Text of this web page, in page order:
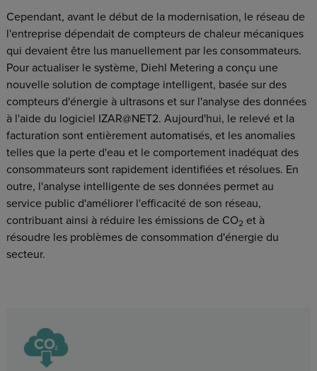
Cependant, avant le début de la modernisation, le réseau de
l'entreprise dépendait de compteurs de chaleur mécaniques
qui devaient être lus manuellement par les consommateurs.
Pour actualiser le système, Diehl Metering a conçu une
nouvelle solution de comptage intelligent, basée sur des
compteurs d'énergie à ultrasons et sur l'analyse des données
à l'aide du logiciel IZAR@NET2. Aujourd'hui, le relevé et la
facturation sont entièrement automatisés, et les anomalies
telles que la perte d'eau et le comportement inadéquat des
consommateurs sont rapidement identifiées et résolues. En
outre, l'analyse intelligente de ses données permet au
service public d'améliorer l'efficacité de son réseau,
contribuant ainsi à réduire les émissions de CO2 et à
résoudre les problèmes de consommation d'énergie du
secteur.